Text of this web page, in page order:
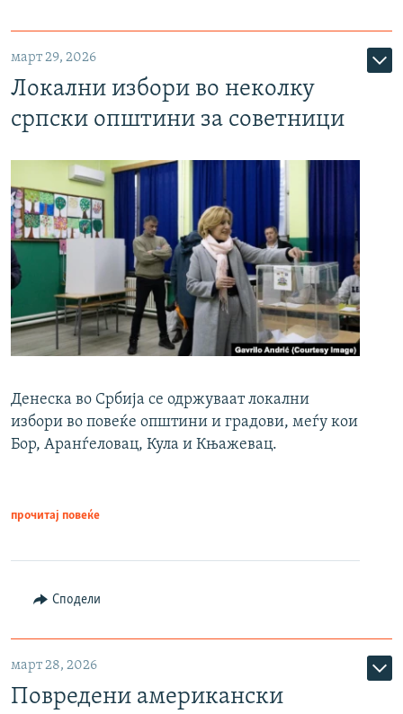
март 29, 2026
Локални избори во неколку
српски општини за советници
Денеска во Србија се одржуваат локални
избори во повеќе општини и градови, меѓу кои
Бор, Аранѓеловац, Кула и Књажевац.
прочитај повеќе
Сподели
март 28, 2026
Повредени американски